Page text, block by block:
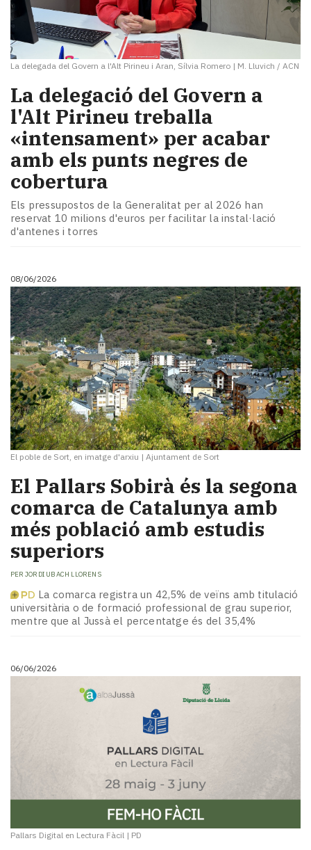
La delegada del Govern a l'Alt Pirineu i Aran, Sílvia Romero | M. Lluvich / ACN
La delegació del Govern a
l'Alt Pirineu treballa
«intensament» per acabar
amb els punts negres de
cobertura
Els pressupostos de la Generalitat per al 2026 han
reservat 10 milions d'euros per facilitar la instal·lació
d'antenes i torres
08/06/2026
El poble de Sort, en imatge d'arxiu | Ajuntament de Sort
El Pallars Sobirà és la segona
comarca de Catalunya amb
més població amb estudis
superiors
PER JORDI UBACH LLORENS
La comarca registra un 42,5% de veïns amb titulació
universitària o de formació professional de grau superior,
mentre que al Jussà el percentatge és del 35,4%
06/06/2026
Pallars Digital en Lectura Fàcil | PD